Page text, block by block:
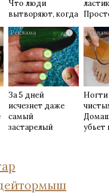
Что люди
вытворяют, когда
их не видят...
i
За 5 дней
исчезнет даже
самый
застарелый
убьет
тормыш